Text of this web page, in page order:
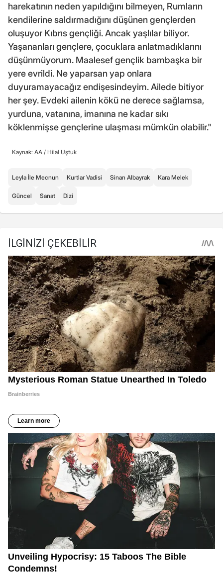
harekatının neden yapıldığını bilmeyen, Rumların
kendilerine saldırmadığını düşünen gençlerden
oluşuyor Kıbrıs gençliği. Ancak yaşlılar biliyor.
Yaşananları gençlere, çocuklara anlatmadıklarını
düşünmüyorum. Maalesef gençlik bambaşka bir
yere evrildi. Ne yaparsan yap onlara
duyuramayacağız endişesindeyim. Ailede bitiyor
her şey. Evdeki ailenin kökü ne derece sağlamsa,
yurduna, vatanına, imanına ne kadar sıkı
köklenmişse gençlerine ulaşması mümkün olabilir."
Kaynak: AA / Hilal Uştuk
Leyla İle Mecnun Kurtlar Vadisi Sinan Albayrak Kara Melek
Güncel Sanat Dizi